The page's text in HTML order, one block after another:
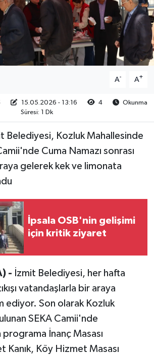
A- A+
15.05.2026 - 13:16 4
Okunma
Süresi: 1 Dk
Belediyesi, Kozluk Mahallesinde
Cuma Namazı sonrası
gelerek kek ve limonata
İpsala OSB'nin gelişimi
için kritik ziyaret
- İzmit Belediyesi, her hafta
vatandaşlarla bir araya
ediyor. Son olarak Kozluk
SEKA Camii'nde
İnanç Masası
Kanık, Köy Hizmet Masası